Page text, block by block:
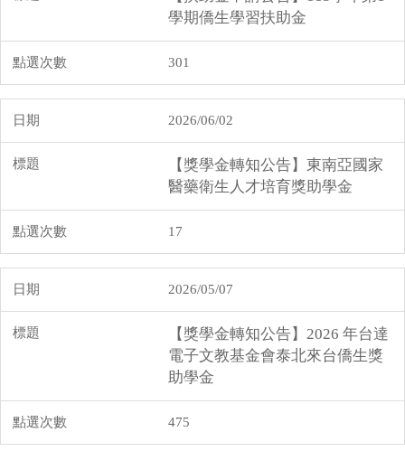
學期僑生學習扶助金
301
2026/06/02
【獎學金轉知公告】東南亞國家
醫藥衛生人才培育獎助學金
17
2026/05/07
【獎學金轉知公告】2026 年台達
電子文教基金會泰北來台僑生獎
助學金
475